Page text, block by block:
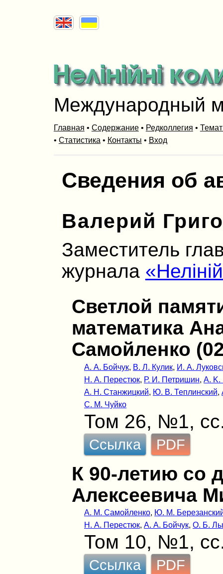
Международный
Главная • Содержание• Редколлегия •
• Статистика • Контакты • Вход
Сведения об
Валерий
Заместитель
журнала
Светлой
математика
Самойленко
А. А. Бойчук, В. Л. Кулик, И. А.
Н. А. Перестюк, Р. И. Петришин,А. K.
А. Н. Станжицкий, Ю. В. Теплинский,
С. М. Чуйко
Том 26, №1,
Ссылка PDF
К 90-летию со
Алексеевича
А. М. Самойленко, Ю. М.
Н. А. Перестюк,А. А. Бойчук,О. Б.
Том 10, №1,
Ссылка PDF